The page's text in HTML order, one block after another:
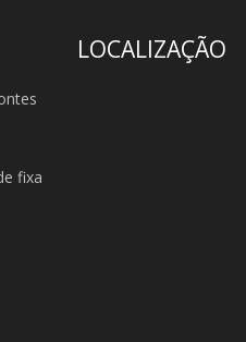
fixa
LOCALIZAÇÃO